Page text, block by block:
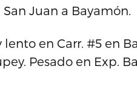
Juan a Bayamón.
lento en Carr. #5 en
Pesado en Exp.